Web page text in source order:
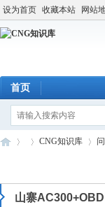
设为首页 收藏本站 网站
首页
C ›
CNG知识库
›
山寨